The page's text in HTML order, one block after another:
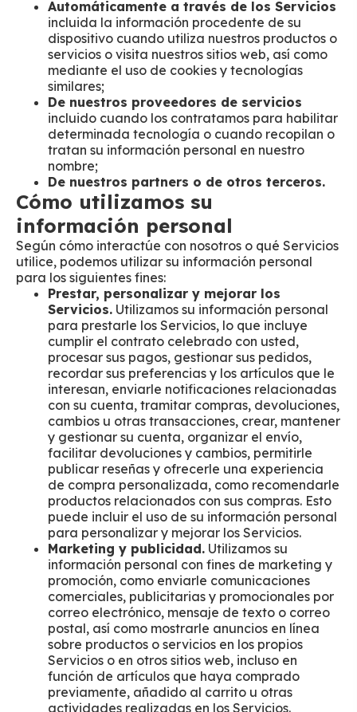
Automáticamente a través de los Servicios
incluida la información procedente de su
dispositivo cuando utiliza nuestros productos o
servicios o visita nuestros sitios web, así como
mediante el uso de cookies y tecnologías
similares;
De nuestros proveedores de servicios
incluido cuando los contratamos para habilitar
determinada tecnología o cuando recopilan o
tratan su información personal en nuestro
nombre;
De nuestros partners o de otros terceros.
Cómo utilizamos su
información personal
Según cómo interactúe con nosotros o qué Servicios
utilice, podemos utilizar su información personal
para los siguientes fines:
Prestar, personalizar y mejorar los
Servicios. Utilizamos su información personal
para prestarle los Servicios, lo que incluye
cumplir el contrato celebrado con usted,
procesar sus pagos, gestionar sus pedidos,
recordar sus preferencias y los artículos que le
interesan, enviarle notificaciones relacionadas
con su cuenta, tramitar compras, devoluciones,
cambios u otras transacciones, crear, mantener
y gestionar su cuenta, organizar el envío,
facilitar devoluciones y cambios, permitirle
publicar reseñas y ofrecerle una experiencia
de compra personalizada, como recomendarle
productos relacionados con sus compras. Esto
puede incluir el uso de su información personal
para personalizar y mejorar los Servicios.
Marketing y publicidad. Utilizamos su
información personal con fines de marketing y
promoción, como enviarle comunicaciones
comerciales, publicitarias y promocionales por
correo electrónico, mensaje de texto o correo
postal, así como mostrarle anuncios en línea
sobre productos o servicios en los propios
Servicios o en otros sitios web, incluso en
función de artículos que haya comprado
previamente, añadido al carrito u otras
actividades realizadas en los Servicios.